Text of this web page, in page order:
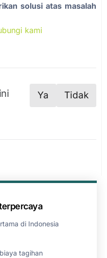
solusi atas masalah
kami
Ya Tidak
di Indonesia
tagihan